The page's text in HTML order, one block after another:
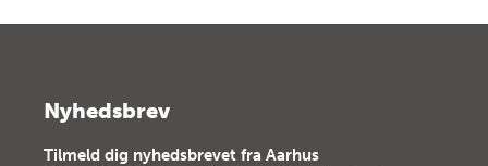
Nyhedsbrev
Tilmeld dig nyhedsbrevet fra Aarhus